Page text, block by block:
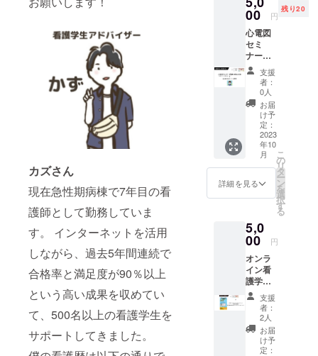
カズさん
現在急性期病棟で7年目の看
護師として勤務していま
す。 インターネットを活用
しながら、過去5年間連続で
合格率と満足度が90％以上
という高い成果を収めてい
て、500名以上の看護学生を
サポートしてきました。
仕事内
容は受
付、誘
導、及
び簡単
な雑務&
販売補
助な
ど。 メ
イン会
場：サ
ンライ
ズビル
東京
ザ・グ
リーン
場：
Studio
掲示し
ます ※
備考欄
に記載
したい
メッ
セージ
をご記
入くだ
さい。
00 円
残り20
心電図
セミ
ナー
「心電
図モニ
ターの
極意」
10月15
（日）
11:00〜
11:50
講師：
たか
しー＠
循環器
ナース
マンの
勉強 上
記のセ
ミナー
のVIP席
の確保
をお約
束&セミ
ナー資
料＋参
加チ
支援
者：
0人
お届
け予
定：
2023
年10
月
詳細を見る
こ
の
リ
タ
ー
ン
を
選
択
す
る
5,0
00 円
オンラ
イン看
護学院
著書「3
年目ま
でに
知って
おきた
かった
支援
者：
2人
お届
け予
定：